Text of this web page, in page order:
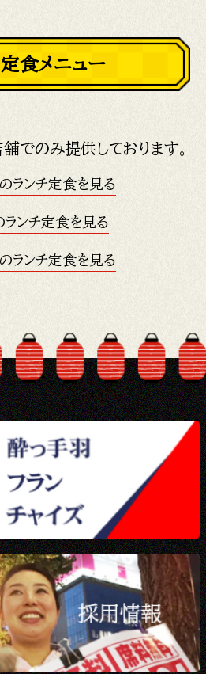
食メニュー
でのみ提供しております。
ランチ定食を見る
ランチ定食を見る
ランチ定食を見る